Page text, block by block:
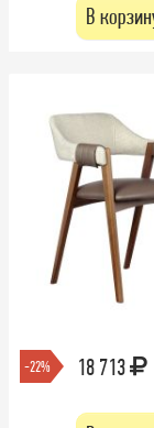
В
-22% 18 713